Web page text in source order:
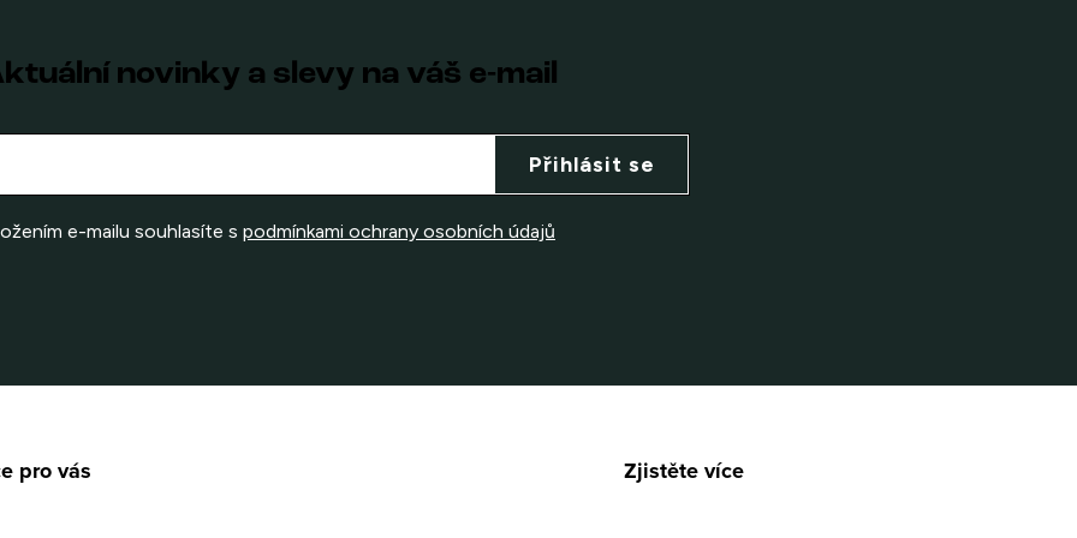
novinky a slevy na váš e-mail
e-mailu souhlasíte s podmínkami ochrany osobních údajů
Přihlásit se
pro vás Zjistěte více